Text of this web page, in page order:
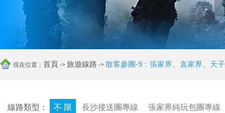
現在位置： 首頁 -> 旅遊線路 -> 散客參團-9：張家界、袁家界、天
線路類型： 不 限 長沙接送團專線 張家界純玩包團專線